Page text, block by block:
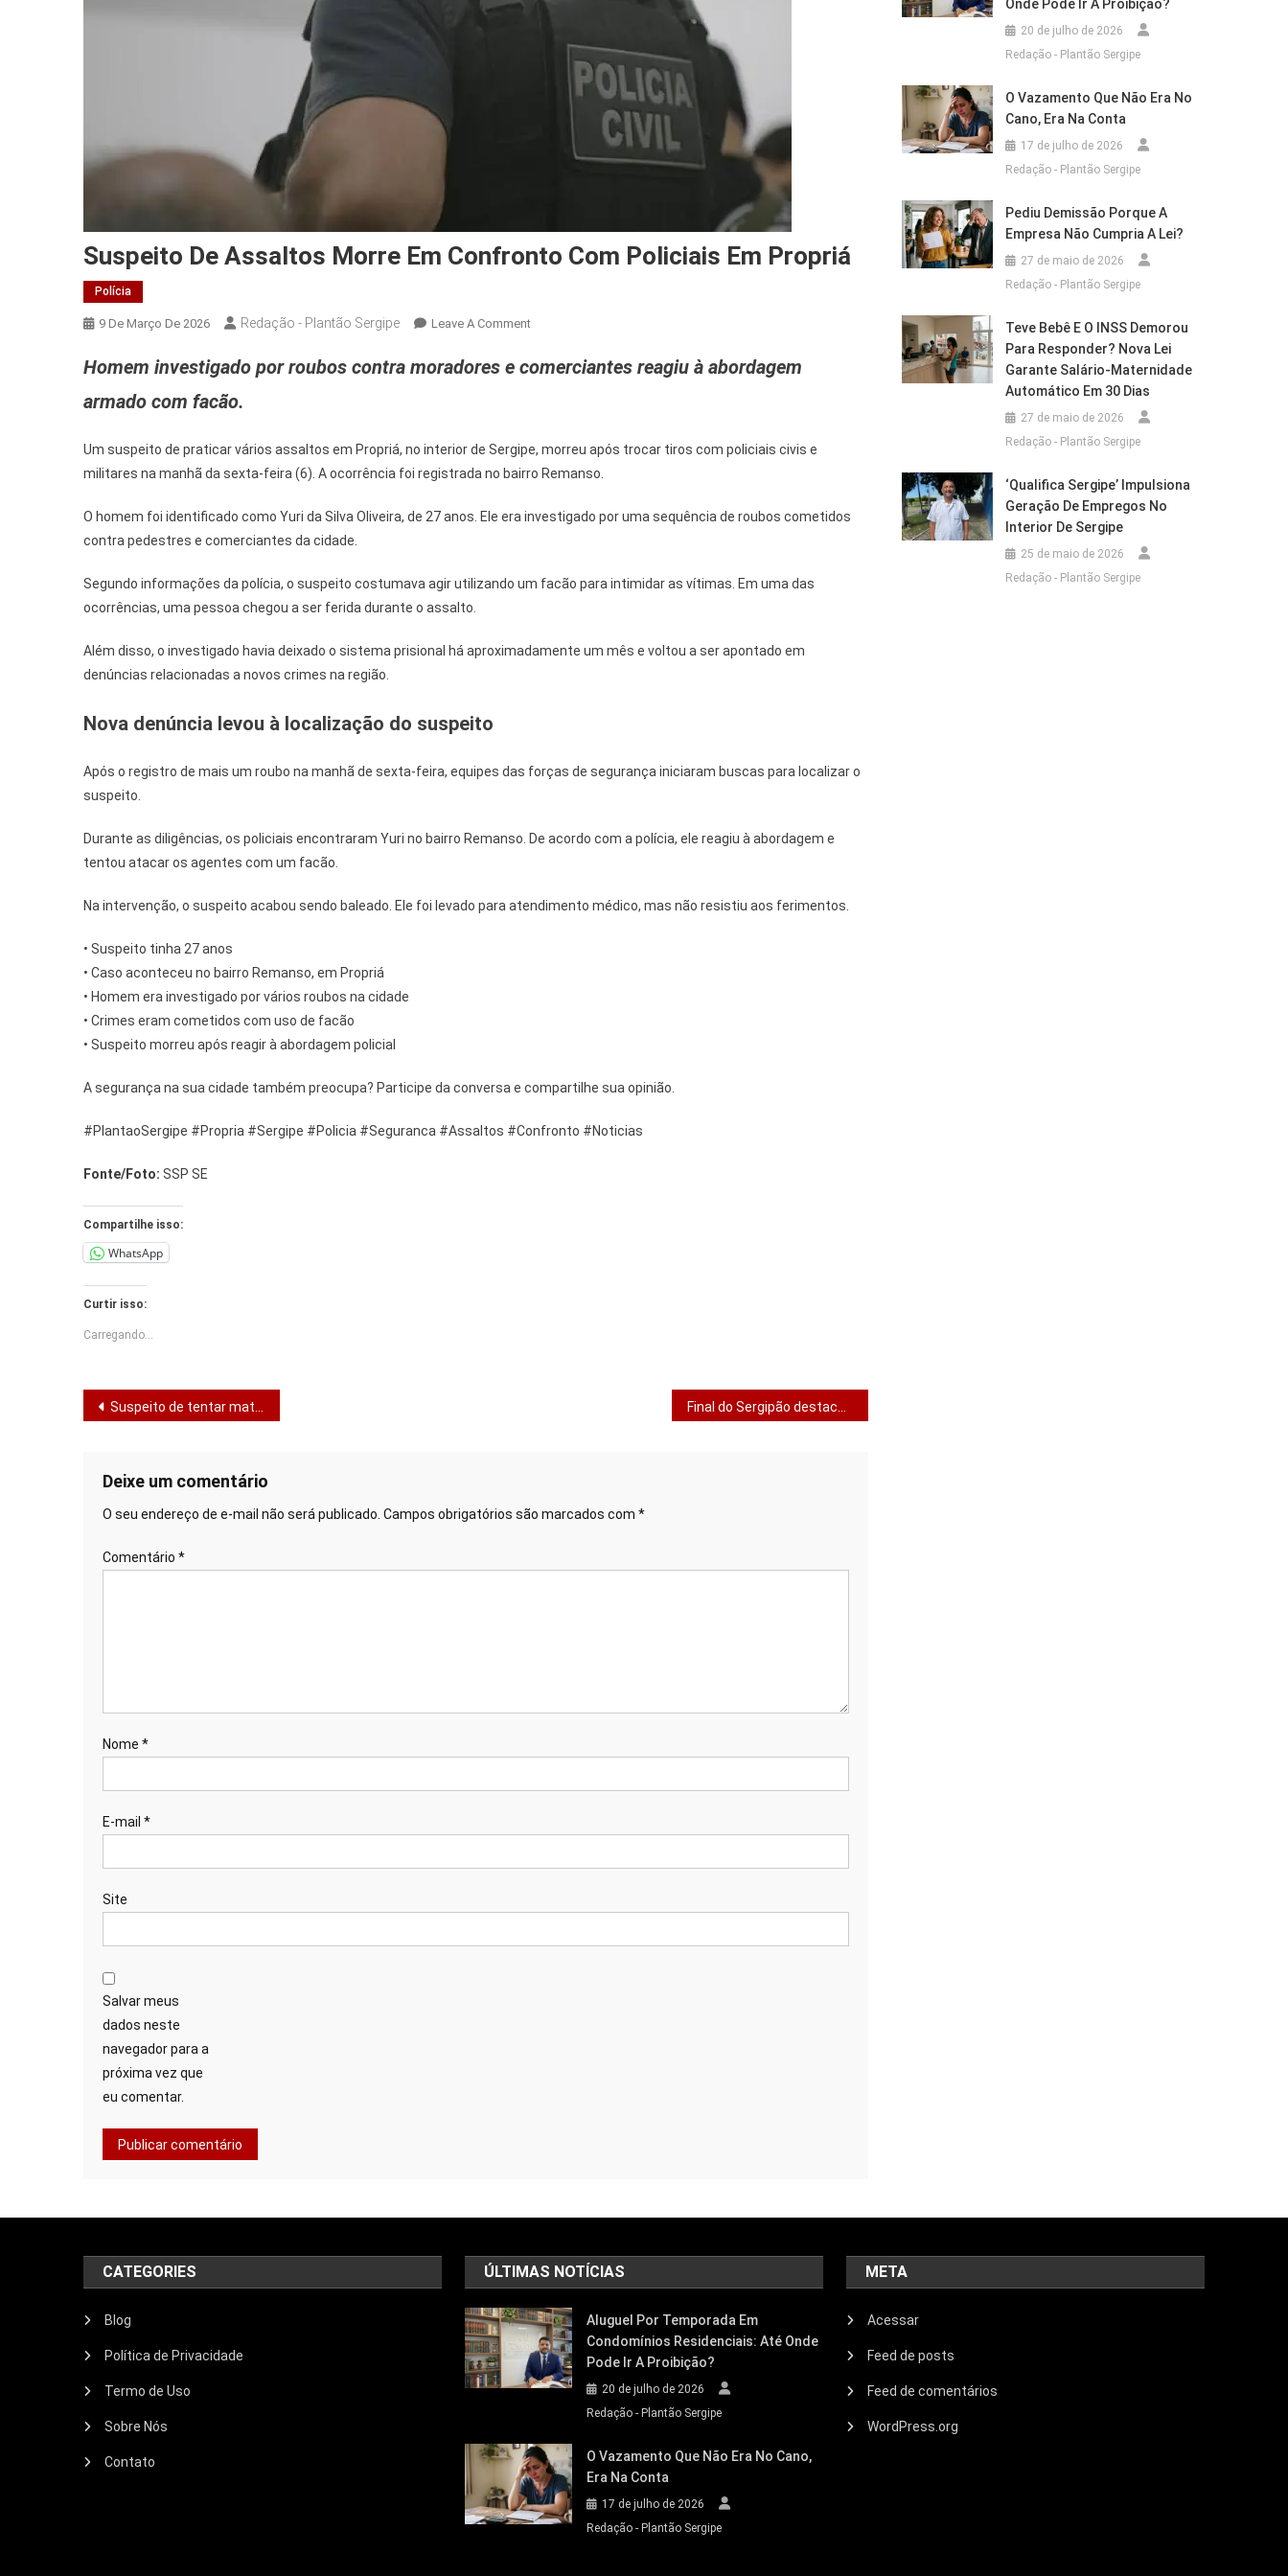
Suspeito De Assaltos Morre Em Confronto Com Policiais Em Propriá
Polícia
9 De Março De 2026 Redação - Plantão Sergipe Leave A CommentOn
De
Confronto
Com
Em
Homem investigado por roubos contra moradores e comerciantes reagiu à abordagem
armado com facão.
Um suspeito de praticar vários assaltos em Propriá, no interior de Sergipe, morreu após trocar tiros com policiais civis e
militares na manhã da sexta-feira (6). A ocorrência foi registrada no bairro Remanso.
O homem foi identificado como Yuri da Silva Oliveira, de 27 anos. Ele era investigado por uma sequência de roubos cometidos
contra pedestres e comerciantes da cidade.
Segundo informações da polícia, o suspeito costumava agir utilizando um facão para intimidar as vítimas. Em uma das
ocorrências, uma pessoa chegou a ser ferida durante o assalto.
Além disso, o investigado havia deixado o sistema prisional há aproximadamente um mês e voltou a ser apontado em
denúncias relacionadas a novos crimes na região.
Nova denúncia levou à localização do suspeito
Após o registro de mais um roubo na manhã de sexta-feira, equipes das forças de segurança iniciaram buscas para localizar o
suspeito.
Durante as diligências, os policiais encontraram Yuri no bairro Remanso. De acordo com a polícia, ele reagiu à abordagem e
tentou atacar os agentes com um facão.
Na intervenção, o suspeito acabou sendo baleado. Ele foi levado para atendimento médico, mas não resistiu aos ferimentos.
• Suspeito tinha 27 anos
• Caso aconteceu no bairro Remanso, em Propriá
• Homem era investigado por vários roubos na cidade
• Crimes eram cometidos com uso de facão
• Suspeito morreu após reagir à abordagem policial
A segurança na sua cidade também preocupa? Participe da conversa e compartilhe sua opinião.
#PlantaoSergipe #Propria #Sergipe #Policia #Seguranca #Assaltos #Confronto #Noticias
Fonte/Foto: SSP SE
Compartilhe isso:
WhatsApp
Curtir isso:
Carregando...
Navegação
Post
Suspeito de tentar matar ex-companheira é preso em Sergipe
Deixe um comentário
O seu endereço de e-mail não será publicado. Campos obrigatórios são marcados com *
Comentário *
Nome *
E-mail *
Site
Salvar meus
dados neste
navegador para a
próxima vez que
eu comentar.
Onde Pode Ir A Proibição?
20 de julho de 2026
Redação - Plantão Sergipe
O Vazamento Que Não Era No
Cano, Era Na Conta
17 de julho de 2026
Redação - Plantão Sergipe
Pediu Demissão Porque A
Empresa Não Cumpria A Lei?
27 de maio de 2026
Redação - Plantão Sergipe
Teve Bebê E O INSS Demorou
Para Responder? Nova Lei
Garante Salário-Maternidade
Automático Em 30 Dias
27 de maio de 2026
Redação - Plantão Sergipe
‘Qualifica Sergipe’ Impulsiona
Geração De Empregos No
Interior De Sergipe
25 de maio de 2026
Redação - Plantão Sergipe
CATEGORIES
Blog
Política de Privacidade
Termo de Uso
Sobre Nós
Contato
ÚLTIMAS NOTÍCIAS
Aluguel Por Temporada Em
Condomínios Residenciais: Até Onde
Pode Ir A Proibição?
20 de julho de 2026
Redação - Plantão Sergipe
O Vazamento Que Não Era No Cano,
Era Na Conta
17 de julho de 2026
Redação - Plantão Sergipe
META
Acessar
Feed de posts
Feed de comentários
WordPress.org